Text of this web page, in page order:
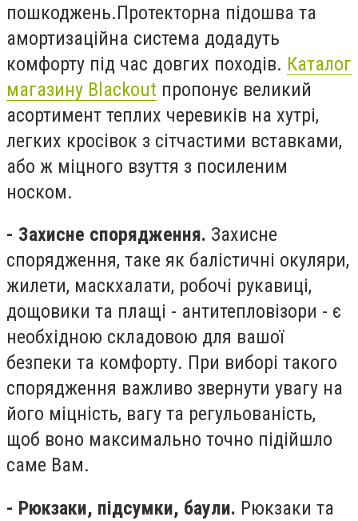
пошкоджень.Протекторна підошва та
амортизаційна система додадуть
комфорту під час довгих походів. Каталог
магазину Blackout пропонує великий
асортимент теплих черевиків на хутрі,
легких кросівок з сітчастими вставками,
або ж міцного взуття з посиленим
носком.
- Захисне спорядження. Захисне
спорядження, таке як балістичні окуляри,
жилети, маскхалати, робочі рукавиці,
дощовики та плащі - антитепловізори - є
необхідною складовою для вашої
безпеки та комфорту. При виборі такого
спорядження важливо звернути увагу на
його міцність, вагу та регульованість,
щоб воно максимально точно підійшло
саме Вам.
- Рюкзаки, підсумки, баули. Рюкзаки та